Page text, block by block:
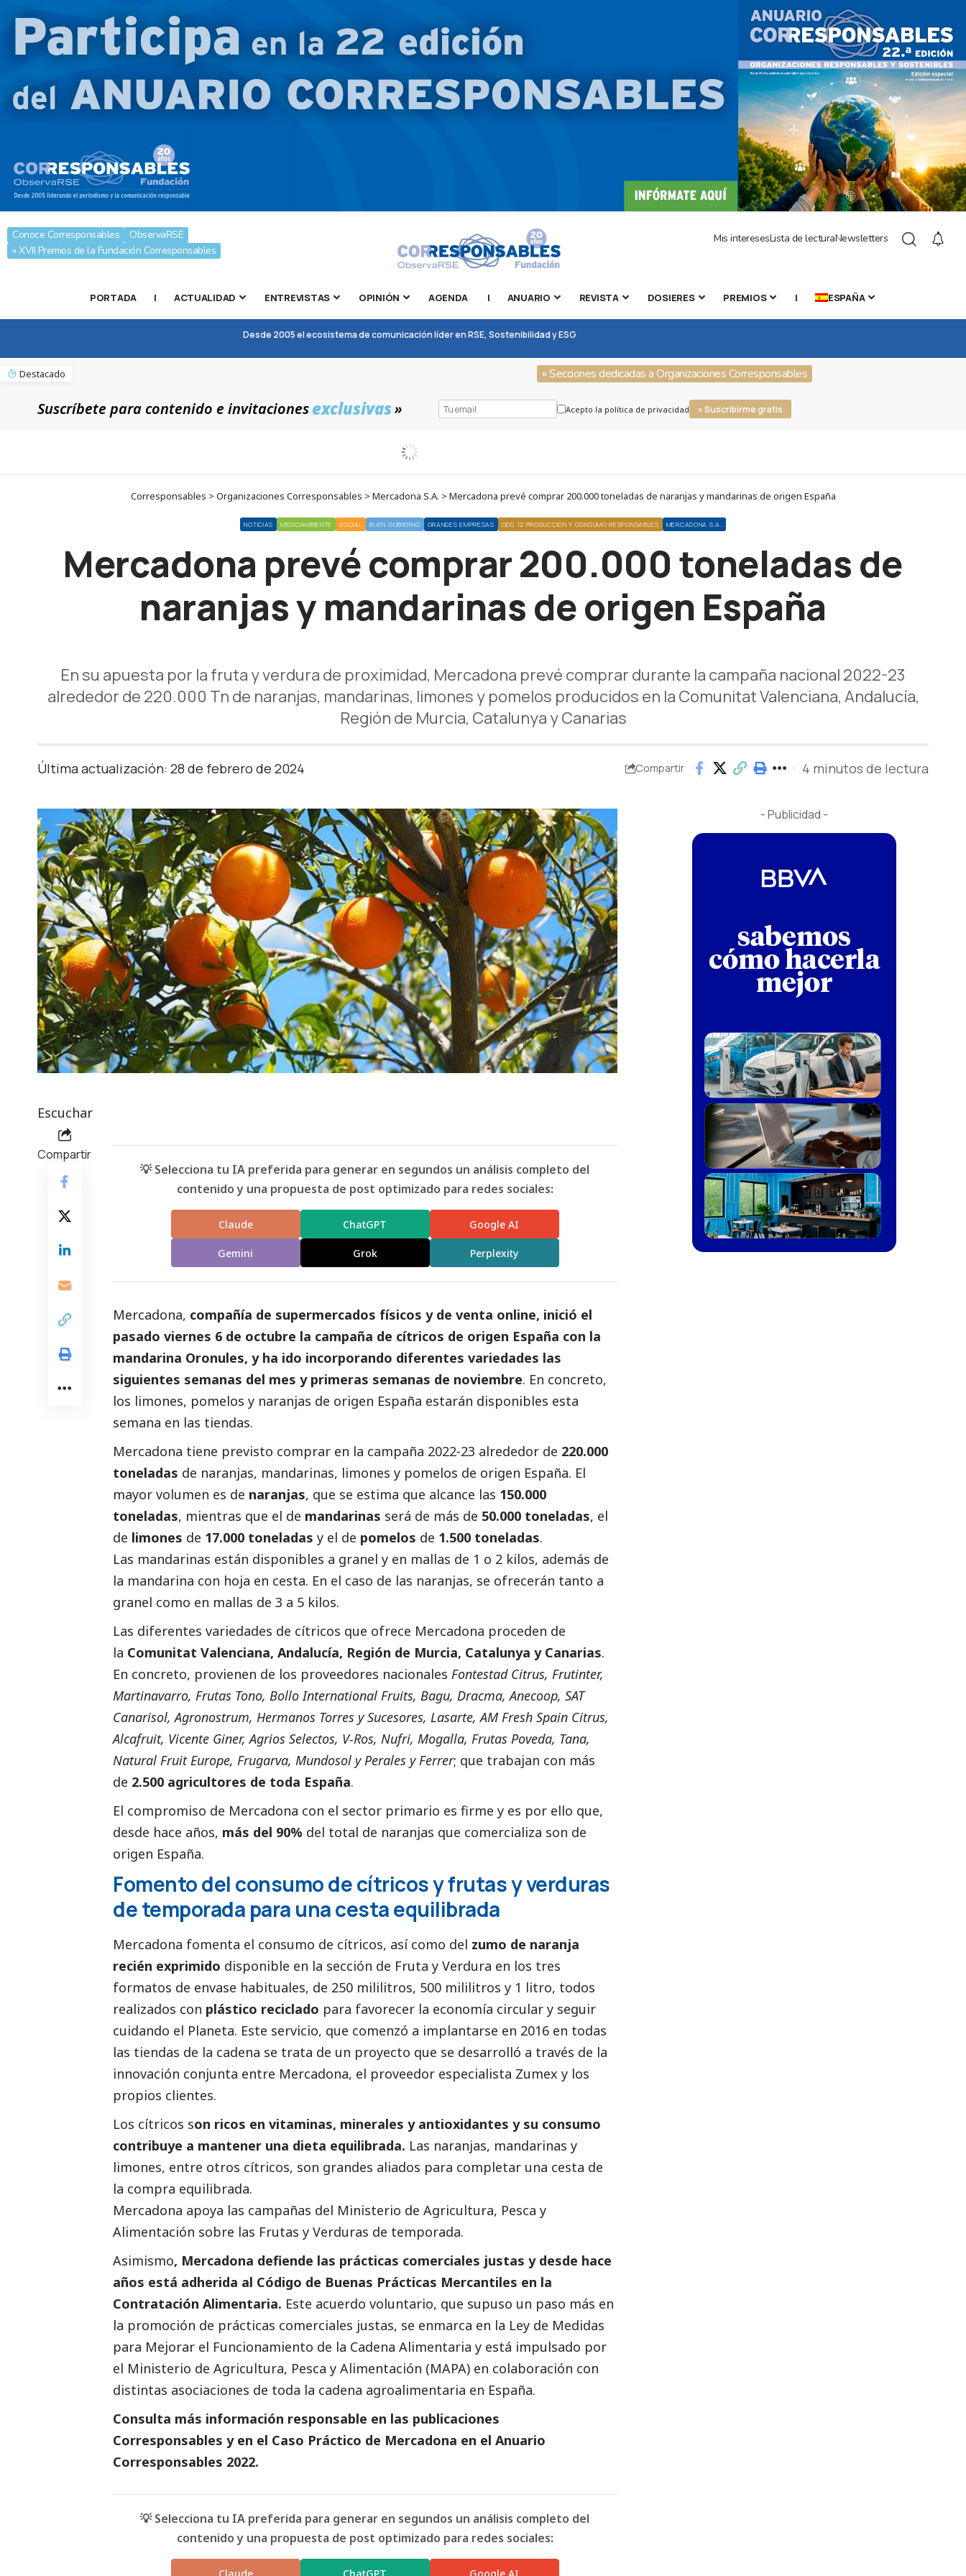
Conoce Corresponsables
ObservaRSE
» XVII Premios de la Fundación Corresponsables
Mis interesesLista de lecturaNewsletters
PORTADA | ACTUALIDAD ENTREVISTAS OPINIÓN AGENDA | ANUARIO REVISTA DOSIERES PREMIOS | ESPAÑA
Desde 2005 el ecosistema de comunicación líder en RSE, Sostenibilidad y ESG
Destacado » Secciones dedicadas a Organizaciones Corresponsables
Suscríbete para contenido e invitacionesexclusivas» Acepto la política de privacidad » Suscribirme gratis
Corresponsables > Organizaciones Corresponsables > Mercadona S.A. > Mercadona prevé comprar 200.000 toneladas de naranjas y mandarinas de origen España
NOTICIAS MEDIOAMBIENTE SOCIAL BUEN GOBIERNO GRANDES EMPRESAS ODS 12 PRODUCCIÓN Y CONSUMO RESPONSABLES MERCADONA S.A.
Mercadona prevé comprar 200.000 toneladas de
naranjas y mandarinas de origen España
En su apuesta por la fruta y verdura de proximidad, Mercadona prevé comprar durante la campaña nacional 2022-23
alrededor de 220.000 Tn de naranjas, mandarinas, limones y pomelos producidos en la Comunitat Valenciana, Andalucía,
Región de Murcia, Catalunya y Canarias
Última actualización: 28 de febrero de 2024 Compartir 4 minutos de lectura
Escuchar
Compartir
💡 Selecciona tu IA preferida para generar en segundos un análisis completo del
contenido y una propuesta de post optimizado para redes sociales:
Claude ChatGPT Google AI
Gemini Grok Perplexity
Mercadona, compañía de supermercados físicos y de venta online, inició el
pasado viernes 6 de octubre la campaña de cítricos de origen España con la
mandarina Oronules, y ha ido incorporando diferentes variedades las
siguientes semanas del mes y primeras semanas de noviembre. En concreto,
los limones, pomelos y naranjas de origen España estarán disponibles esta
semana en las tiendas.
Mercadona tiene previsto comprar en la campaña 2022-23 alrededor de 220.000
toneladas de naranjas, mandarinas, limones y pomelos de origen España. El
mayor volumen es de naranjas, que se estima que alcance las 150.000
toneladas, mientras que el de mandarinas será de más de 50.000 toneladas, el
de limones de 17.000 toneladas y el de pomelos de 1.500 toneladas.
Las mandarinas están disponibles a granel y en mallas de 1 o 2 kilos, además de
la mandarina con hoja en cesta. En el caso de las naranjas, se ofrecerán tanto a
granel como en mallas de 3 a 5 kilos.
Las diferentes variedades de cítricos que ofrece Mercadona proceden de
la Comunitat Valenciana, Andalucía, Región de Murcia, Catalunya y Canarias.
En concreto, provienen de los proveedores nacionales Fontestad Citrus, Frutinter,
Martinavarro, Frutas Tono, Bollo International Fruits, Bagu, Dracma, Anecoop, SAT
Canarisol, Agronostrum, Hermanos Torres y Sucesores, Lasarte, AM Fresh Spain Citrus,
Alcafruit, Vicente Giner, Agrios Selectos, V-Ros, Nufri, Mogalla, Frutas Poveda, Tana,
Natural Fruit Europe, Frugarva, Mundosol y Perales y Ferrer; que trabajan con más
de 2.500 agricultores de toda España.
El compromiso de Mercadona con el sector primario es firme y es por ello que,
desde hace años, más del 90% del total de naranjas que comercializa son de
origen España.
Fomento del consumo de cítricos y frutas y verduras
de temporada para una cesta equilibrada
Mercadona fomenta el consumo de cítricos, así como del zumo de naranja
recién exprimido disponible en la sección de Fruta y Verdura en los tres
formatos de envase habituales, de 250 mililitros, 500 mililitros y 1 litro, todos
realizados con plástico reciclado para favorecer la economía circular y seguir
cuidando el Planeta. Este servicio, que comenzó a implantarse en 2016 en todas
las tiendas de la cadena se trata de un proyecto que se desarrolló a través de la
innovación conjunta entre Mercadona, el proveedor especialista Zumex y los
propios clientes.
Los cítricos son ricos en vitaminas, minerales y antioxidantes y su consumo
contribuye a mantener una dieta equilibrada. Las naranjas, mandarinas y
limones, entre otros cítricos, son grandes aliados para completar una cesta de
la compra equilibrada.
Mercadona apoya las campañas del Ministerio de Agricultura, Pesca y
Alimentación sobre las Frutas y Verduras de temporada.
Asimismo, Mercadona defiende las prácticas comerciales justas y desde hace
años está adherida al Código de Buenas Prácticas Mercantiles en la
Contratación Alimentaria. Este acuerdo voluntario, que supuso un paso más en
la promoción de prácticas comerciales justas, se enmarca en la Ley de Medidas
para Mejorar el Funcionamiento de la Cadena Alimentaria y está impulsado por
el Ministerio de Agricultura, Pesca y Alimentación (MAPA) en colaboración con
distintas asociaciones de toda la cadena agroalimentaria en España.
Consulta más información responsable en las publicaciones
Corresponsables y en el Caso Práctico de Mercadona en el Anuario
Corresponsables 2022.
💡 Selecciona tu IA preferida para generar en segundos un análisis completo del
contenido y una propuesta de post optimizado para redes sociales:
- Publicidad -